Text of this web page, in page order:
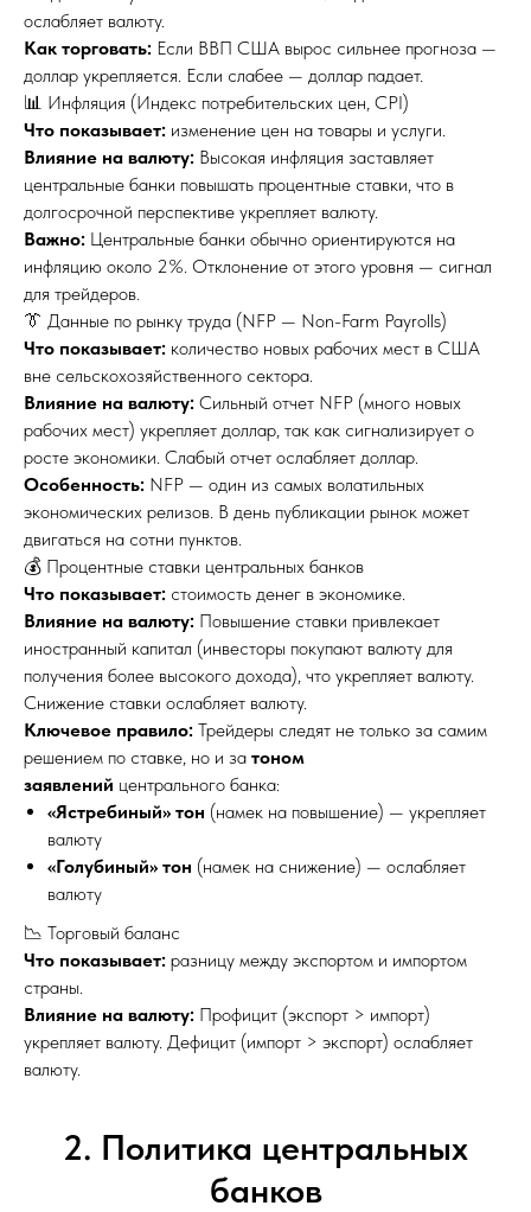
ослабляет валюту.
Как торговать: Если ВВП США вырос сильнее прогноза —
доллар укрепляется. Если слабее — доллар падает.
📊 Инфляция (Индекс потребительских цен, CPI)
Что показывает: изменение цен на товары и услуги.
Влияние на валюту: Высокая инфляция заставляет
центральные банки повышать процентные ставки, что в
долгосрочной перспективе укрепляет валюту.
Важно: Центральные банки обычно ориентируются на
инфляцию около 2%. Отклонение от этого уровня — сигнал
для трейдеров.
👔 Данные по рынку труда (NFP — Non-Farm Payrolls)
Что показывает: количество новых рабочих мест в США
вне сельскохозяйственного сектора.
Влияние на валюту: Сильный отчет NFP (много новых
рабочих мест) укрепляет доллар, так как сигнализирует о
росте экономики. Слабый отчет ослабляет доллар.
Особенность: NFP — один из самых волатильных
экономических релизов. В день публикации рынок может
двигаться на сотни пунктов.
💰 Процентные ставки центральных банков
Что показывает: стоимость денег в экономике.
Влияние на валюту: Повышение ставки привлекает
иностранный капитал (инвесторы покупают валюту для
получения более высокого дохода), что укрепляет валюту.
Снижение ставки ослабляет валюту.
Ключевое правило: Трейдеры следят не только за самим
решением по ставке, но и за тоном
заявлений центрального банка:
«Ястребиный» тон (намек на повышение) — укрепляет
валюту
«Голубиный» тон (намек на снижение) — ослабляет
валюту
📉 Торговый баланс
Что показывает: разницу между экспортом и импортом
страны.
Влияние на валюту: Профицит (экспорт > импорт)
укрепляет валюту. Дефицит (импорт > экспорт) ослабляет
валюту.
2. Политика центральных
банков